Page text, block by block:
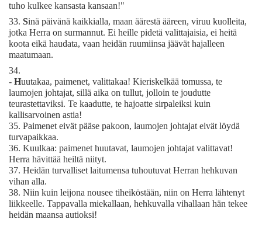
tuho kulkee kansasta kansaan!"
33. Sinä päivänä kaikkialla, maan äärestä ääreen, viruu kuolleita,
jotka Herra on surmannut. Ei heille pidetä valittajaisia, ei heitä
koota eikä haudata, vaan heidän ruumiinsa jäävät hajalleen
maatumaan.
34.
- Huutakaa, paimenet, valittakaa! Kieriskelkää tomussa, te
laumojen johtajat, sillä aika on tullut, jolloin te joudutte
teurastettaviksi. Te kaadutte, te hajoatte sirpaleiksi kuin
kallisarvoinen astia!
35. Paimenet eivät pääse pakoon, laumojen johtajat eivät löydä
turvapaikkaa.
36. Kuulkaa: paimenet huutavat, laumojen johtajat valittavat!
Herra hävittää heiltä niityt.
37. Heidän turvalliset laitumensa tuhoutuvat Herran hehkuvan
vihan alla.
38. Niin kuin leijona nousee tiheiköstään, niin on Herra lähtenyt
liikkeelle. Tappavalla miekallaan, hehkuvalla vihallaan hän tekee
heidän maansa autioksi!